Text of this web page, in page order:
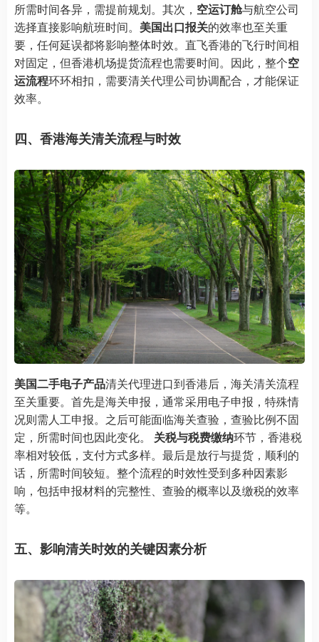
所需时间各异，需提前规划。其次， 空运订舱与航空公司
选择直接影响航班时间。 美国出口报关的效率也至关重
要，任何延误都将影响整体时效。直飞香港的飞行时间相
对固定，但香港机场提货流程也需要时间。因此，整个空
运流程环环相扣，需要清关代理公司协调配合，才能保证
效率。
四、香港海关清关流程与时效
美国二手电子产品清关代理进口到香港后，海关清关流程
至关重要。首先是海关申报，通常采用电子申报，特殊情
况则需人工申报。之后可能面临海关查验，查验比例不固
定，所需时间也因此变化。 关税与税费缴纳环节，香港税
率相对较低，支付方式多样。最后是放行与提货，顺利的
话，所需时间较短。整个流程的时效性受到多种因素影
响，包括申报材料的完整性、查验的概率以及缴税的效率
等。
五、影响清关时效的关键因素分析